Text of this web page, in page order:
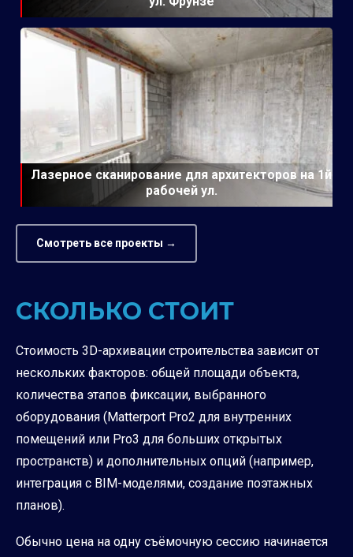
Лазерное сканирование для архитекторов на 1й
рабочей ул.
Смотреть все проекты →
СКОЛЬКО СТОИТ
Стоимость 3D-архивации строительства зависит от
нескольких факторов: общей площади объекта,
количества этапов фиксации, выбранного
оборудования (Matterport Pro2 для внутренних
помещений или Pro3 для больших открытых
пространств) и дополнительных опций (например,
интеграция с BIM-моделями, создание поэтажных
планов).
Обычно цена на одну съёмочную сессию начинается